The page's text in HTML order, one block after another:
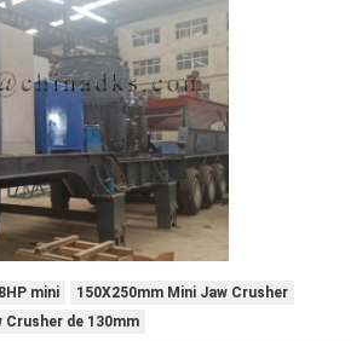
mini
150X250mm Mini Jaw Crusher
de 130mm